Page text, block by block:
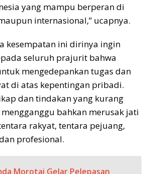
yang mampu berperan di
internasional,” ucapnya.
kesempatan ini dirinya ingin
seluruh prajurit bahwa
mengedepankan tugas dan
di atas kepentingan pribadi.
dan tindakan yang kurang
bahkan merusak jati
rakyat, tentara pejuang,
profesional.
Morotai Gelar Pelepasan